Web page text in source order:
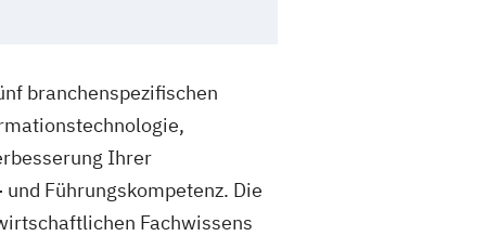
branchenspezifischen
Ihrer
Führungskompetenz. Die
Fachwissens